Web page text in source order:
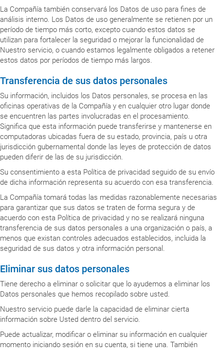
La Compañía también conservará los Datos de uso para fines de
análisis interno. Los Datos de uso generalmente se retienen por un
período de tiempo más corto, excepto cuando estos datos se
utilizan para fortalecer la seguridad o mejorar la funcionalidad de
Nuestro servicio, o cuando estamos legalmente obligados a retener
estos datos por períodos de tiempo más largos.
Transferencia de sus datos personales
Su información, incluidos los Datos personales, se procesa en las
oficinas operativas de la Compañía y en cualquier otro lugar donde
se encuentren las partes involucradas en el procesamiento.
Significa que esta información puede transferirse y mantenerse en
computadoras ubicadas fuera de su estado, provincia, país u otra
jurisdicción gubernamental donde las leyes de protección de datos
pueden diferir de las de su jurisdicción.
Su consentimiento a esta Política de privacidad seguido de su envío
de dicha información representa su acuerdo con esa transferencia.
La Compañía tomará todas las medidas razonablemente necesarias
para garantizar que sus datos se traten de forma segura y de
acuerdo con esta Política de privacidad y no se realizará ninguna
transferencia de sus datos personales a una organización o país, a
menos que existan controles adecuados establecidos, incluida la
seguridad de sus datos y otra información personal.
Eliminar sus datos personales
Tiene derecho a eliminar o solicitar que lo ayudemos a eliminar los
Datos personales que hemos recopilado sobre usted.
Nuestro servicio puede darle la capacidad de eliminar cierta
información sobre Usted dentro del servicio.
Puede actualizar, modificar o eliminar su información en cualquier
momento iniciando sesión en su cuenta, si tiene una. También